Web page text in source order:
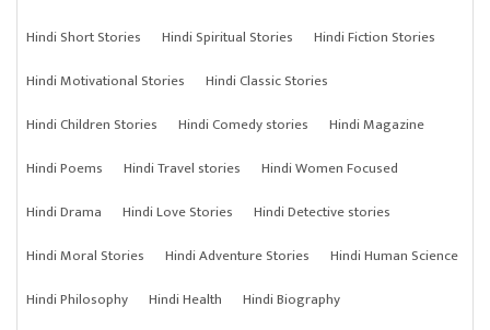
Hindi Short Stories Hindi Spiritual Stories
Hindi Fiction Stories
Hindi Motivational Stories
Hindi Classic Stories
Hindi Children Stories
Hindi Comedy stories
Hindi Magazine
Hindi Poems
Hindi Travel stories
Hindi Women Focused
Hindi Drama
Hindi Love Stories
Hindi Detective stories
Hindi Moral Stories
Hindi Adventure Stories
Hindi Human Science
Hindi Philosophy
Hindi Health
Hindi Biography